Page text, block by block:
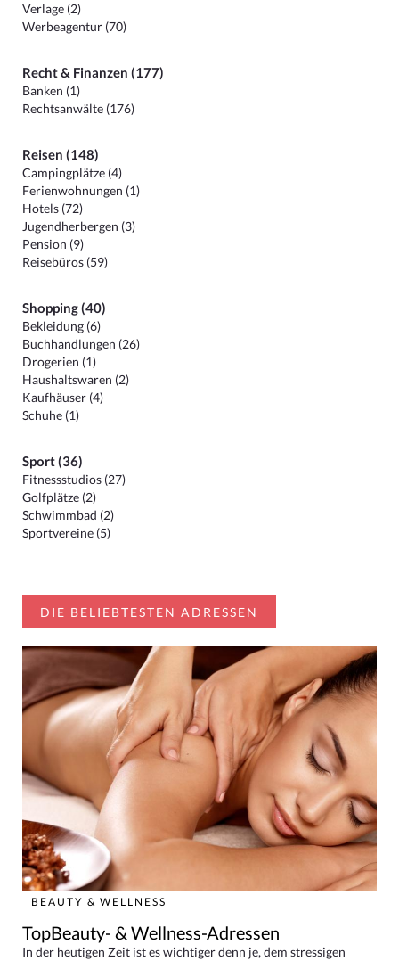
Verlage (2)
Werbeagentur (70)
Recht & Finanzen (177)
Banken (1)
Rechtsanwälte (176)
Reisen (148)
Campingplätze (4)
Ferienwohnungen (1)
Hotels (72)
Jugendherbergen (3)
Pension (9)
Reisebüros (59)
Shopping (40)
Bekleidung (6)
Buchhandlungen (26)
Drogerien (1)
Haushaltswaren (2)
Kaufhäuser (4)
Schuhe (1)
Sport (36)
Fitnessstudios (27)
Golfplätze (2)
Schwimmbad (2)
Sportvereine (5)
DIE BELIEBTESTEN ADRESSEN
BEAUTY & WELLNESS
TopBeauty- & Wellness-Adressen
In der heutigen Zeit ist es wichtiger denn je, dem stressigen